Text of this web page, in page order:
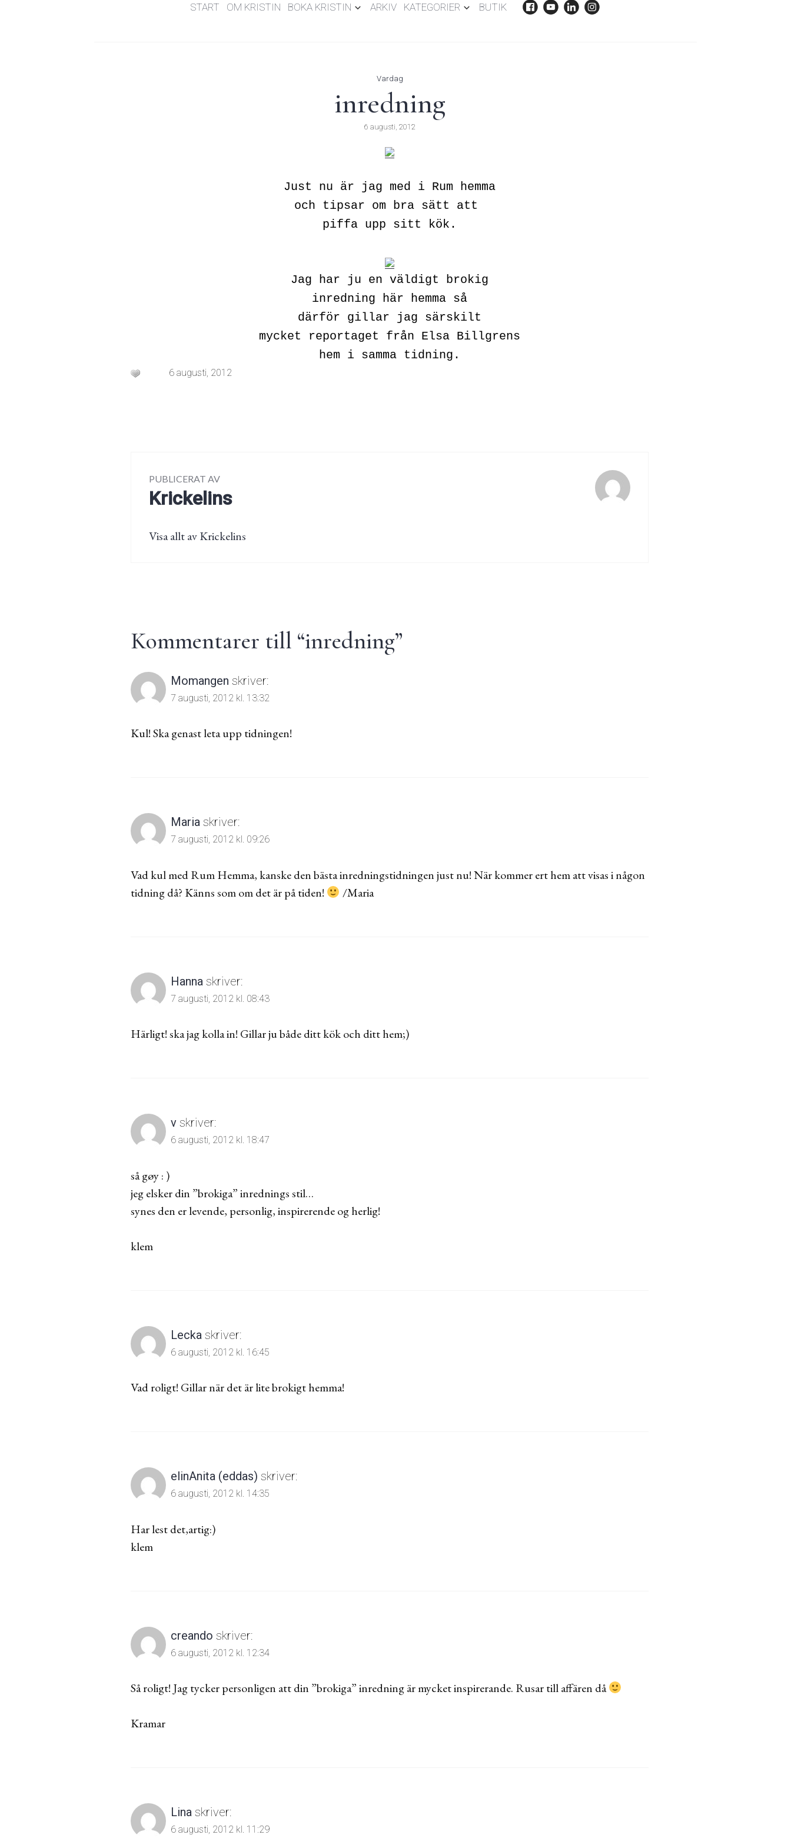
START OM KRISTIN BOKA KRISTIN ARKIV KATEGORIER BUTIK
Vardag
inredning
6 augusti, 2012
Just nu är jag med i Rum hemma
och tipsar om bra sätt att
piffa upp sitt kök.
Jag har ju en väldigt brokig
inredning här hemma så
därför gillar jag särskilt
mycket reportaget från Elsa Billgrens
hem i samma tidning.
6 augusti, 2012
PUBLICERAT AV
Krickelins
Visa allt av Krickelins
Kommentarer till “inredning”
Momangen skriver:
7 augusti, 2012 kl. 13:32
Kul! Ska genast leta upp tidningen!
Maria skriver:
7 augusti, 2012 kl. 09:26
Vad kul med Rum Hemma, kanske den bästa inredningstidningen just nu! När kommer ert hem att visas i någon
tidning då? Känns som om det är på tiden!
/Maria
Hanna skriver:
7 augusti, 2012 kl. 08:43
Härligt! ska jag kolla in! Gillar ju både ditt kök och ditt hem;)
v skriver:
6 augusti, 2012 kl. 18:47
så gøy : )
jeg elsker din ”brokiga” inrednings stil…
synes den er levende, personlig, inspirerende og herlig!
klem
Lecka skriver:
6 augusti, 2012 kl. 16:45
Vad roligt! Gillar när det är lite brokigt hemma!
elinAnita (eddas) skriver:
6 augusti, 2012 kl. 14:35
Har lest det,artig:)
klem
creando skriver:
6 augusti, 2012 kl. 12:34
Så roligt! Jag tycker personligen att din ”brokiga” inredning är mycket inspirerande. Rusar till affären då
Kramar
Lina skriver:
6 augusti, 2012 kl. 11:29